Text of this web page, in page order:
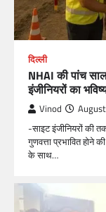
दिल्ली
NHAI की पांच
इंजीनियरों का
Vinod
-साइट इंजीनियरों की
गुणवत्ता प्रभावित होने
के साथ…